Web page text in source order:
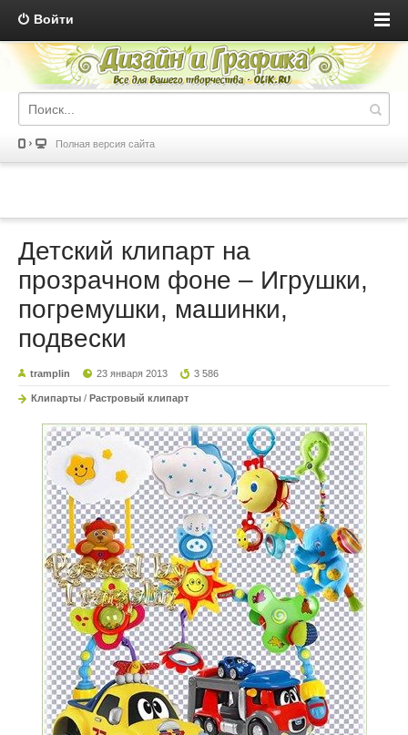
Войти
Полная версия сайта
Детский клипарт на
прозрачном фоне – Игрушки,
погремушки, машинки,
подвески
tramplin 23 января 2013 3 586
Клипарты / Растровый клипарт